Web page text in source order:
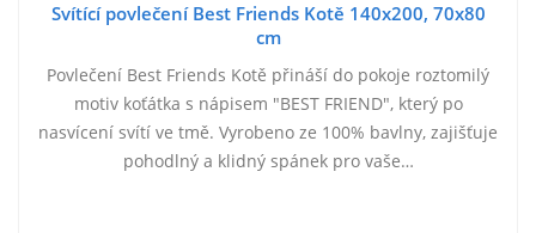
Svítící povlečení Best Friends Kotě 140x200, 70x80
cm
Povlečení Best Friends Kotě přináší do pokoje roztomilý
motiv koťátka s nápisem "BEST FRIEND", který po
nasvícení svítí ve tmě. Vyrobeno ze 100% bavlny, zajišťuje
pohodlný a klidný spánek pro vaše…